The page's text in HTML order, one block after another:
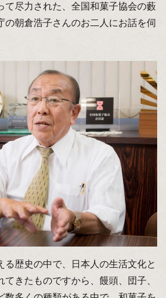
て尽力された、全国和菓子協会の藪
の朝倉浩子さんのお二人にお話を伺
る歴史の中で、日本人の生活文化と
きたものですから、饅頭、団子、